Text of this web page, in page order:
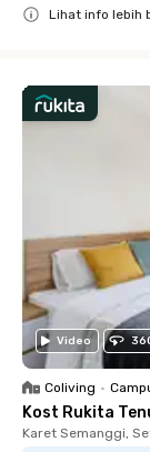
Lihat info lebih
Video
Coliving •
Kost Rukita
Karet Semanggi,